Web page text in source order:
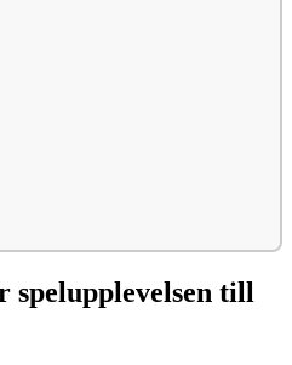
spelupplevelsen till